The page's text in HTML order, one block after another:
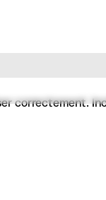
correctement.